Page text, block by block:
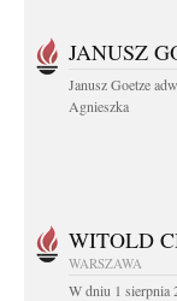
JANUSZ
Janusz Goetze
Agnieszka
WITOLD
WARSZAWA
W dniu 1 sierpnia